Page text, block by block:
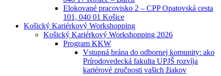
Elokované pracovisko 2 – CPP Opatovská cesta
101, 040 01 Košice
Košický Kariérkový Workshopping
Košický Kariérkový Workshopping 2026
Program KKW
Vstupná brána do odbornej komunity: ako
Prírodovedecká fakulta UPJŠ rozvíja
kariérové zručnosti vašich žiakov